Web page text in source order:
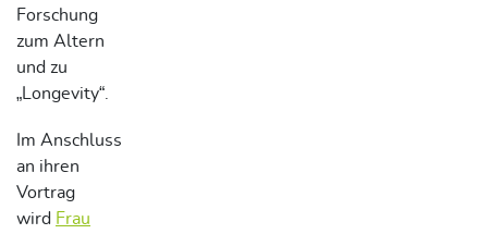
Forschung
zum Altern
und zu
„Longevity“.
Im Anschluss
an ihren
Vortrag
wird Frau